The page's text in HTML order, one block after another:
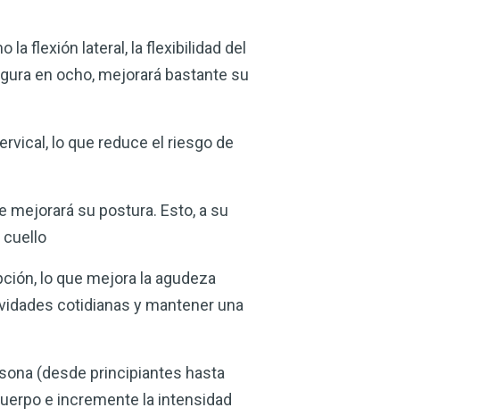
la flexión lateral, la flexibilidad del
en ocho, mejorará bastante su
lo que reduce el riesgo de
mejorará su postura. Esto, a su
cuello
lo que mejora la agudeza
cotidianas y mantener una
(desde principiantes hasta
e incremente la intensidad